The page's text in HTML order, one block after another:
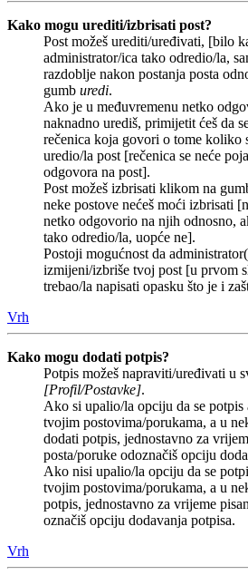
Kako mogu urediti/izbrisati post?
Post možeš urediti/uređivati, [bilo
administrator/ica tako odredio/la,
razdoblje nakon postanja posta
gumb uredi.
Ako je u međuvremenu netko
naknadno urediš, primijetit ćeš da
rečenica koja govori o tome koliko
uredio/la post [rečenica se neće
odgovora na post].
Post možeš izbrisati klikom na
neke postove nećeš moći izbrisati
netko odgovorio na njih odnosno,
tako odredio/la, uopće ne].
Postoji mogućnost da
izmijeni/izbriše tvoj post [u prvom
trebao/la napisati opasku što je i
Vrh
Kako mogu dodati potpis?
Potpis možeš napraviti/uređivati u
[Profil/Postavke].
Ako si upalio/la opciju da se potpis
tvojim postovima/porukama, a u
dodati potpis, jednostavno za
posta/poruke odoznačiš opciju
Ako nisi upalio/la opciju da se
tvojim postovima/porukama, a u
potpis, jednostavno za vrijeme
označiš opciju dodavanja potpisa.
Vrh